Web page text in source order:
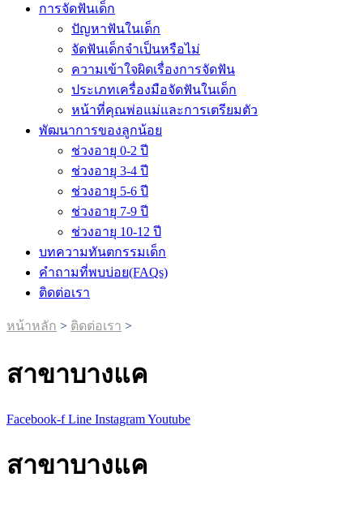
การจัดฟันเด็ก
ปัญหาฟันในเด็ก
จัดฟันเด็กจำเป็นหรือไม่
ความเข้าใจผิดเรื่องการจัดฟัน
ประเภทเครื่องมือจัดฟันในเด็ก
หน้าที่คุณพ่อแม่และการเตรียมตัว
พัฒนาการของลูกน้อย
ช่วงอายุ 0-2 ปี
ช่วงอายุ 3-4 ปี
ช่วงอายุ 5-6 ปี
ช่วงอายุ 7-9 ปี
ช่วงอายุ 10-12 ปี
บทความทันตกรรมเด็ก
คำถามที่พบบ่อย(FAQs)
ติดต่อเรา
หน้าหลัก > ติดต่อเรา >
สาขาบางแค
Facebook-f Line InstagramYoutube
สาขาบางแค